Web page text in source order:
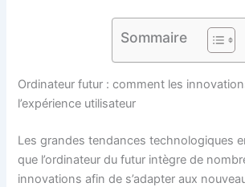
Sommaire
Ordinateur futur : comment les
l’expérience utilisateur
Les grandes tendances technologiques
que l’ordinateur du futur intègre de
innovations afin de s’adapter aux